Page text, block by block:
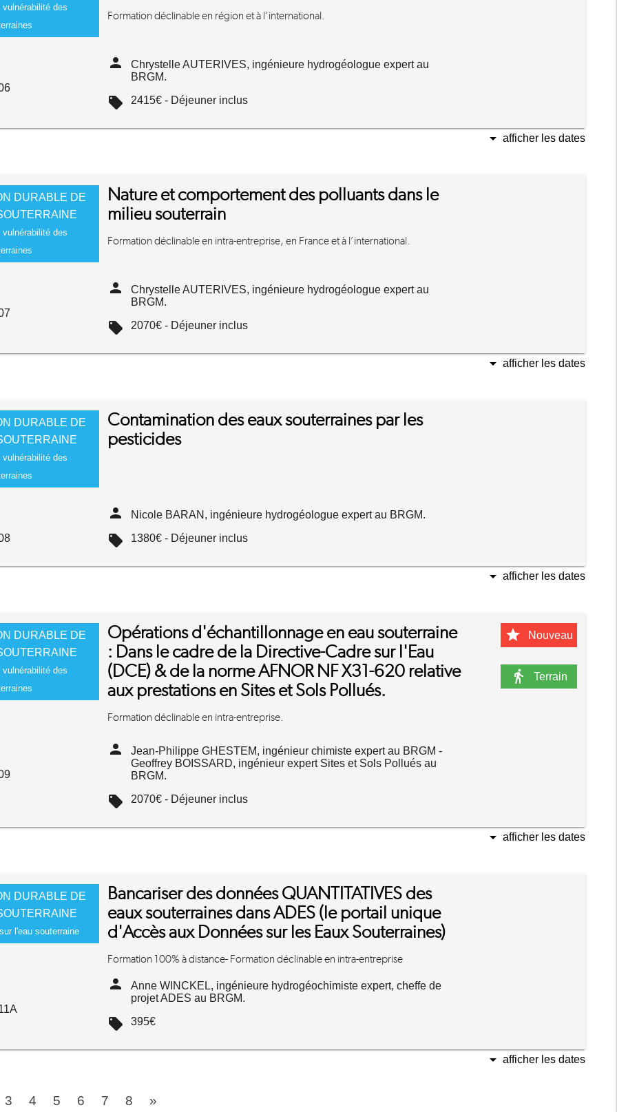
des
Formation déclinable en région et à l’international.
person
Chrystelle AUTERIVES, ingénieure hydrogéologue expert au
BRGM.
local_offer 2415€ - Déjeuner inclus
arrow_drop_down afficher les dates
DURABLE DE
des
Nature et comportement des polluants dans le
milieu souterrain
Formation déclinable en intra-entreprise, en France et à l’international.
person
Chrystelle AUTERIVES, ingénieure hydrogéologue expert au
BRGM.
local_offer 2070€ - Déjeuner inclus
arrow_drop_down afficher les dates
DURABLE DE
des
Contamination des eaux souterraines par les
pesticides
person Nicole BARAN, ingénieure hydrogéologue expert au BRGM.
local_offer 1380€ - Déjeuner inclus
arrow_drop_down afficher les dates
DURABLE DE
des
Opérations d'échantillonnage en eau souterraine
: Dans le cadre de la Directive-Cadre sur l'Eau
(DCE) & de la norme AFNOR NF X31-620 relative
aux prestations en Sites et Sols Pollués.
Formation déclinable en intra-entreprise.
star Nouveau
directions_walk Terrain
person
Jean-Philippe GHESTEM, ingénieur chimiste expert au BRGM -
Geoffrey BOISSARD, ingénieur expert Sites et Sols Pollués au
BRGM.
local_offer 2070€ - Déjeuner inclus
arrow_drop_down afficher les dates
DURABLE DE
l'eau souterraine
Bancariser des données QUANTITATIVES des
eaux souterraines dans ADES (le portail unique
d'Accès aux Données sur les Eaux Souterraines)
Formation 100% à distance- Formation déclinable en intra-entreprise
person
Anne WINCKEL, ingénieure hydrogéochimiste expert, cheffe de
projet ADES au BRGM.
local_offer 395€
arrow_drop_down afficher les dates
3 4 5 6 7 8 »